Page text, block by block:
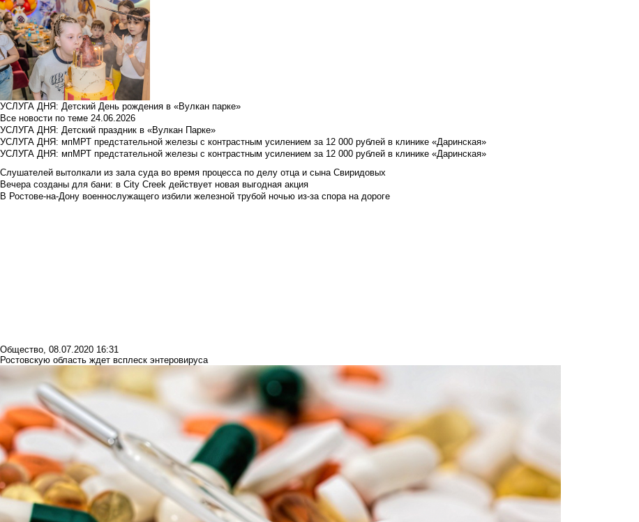
УСЛУГА ДНЯ: Детский День рождения в «Вулкан парке»
Все новости по теме 24.06.2026
УСЛУГА ДНЯ: Детский праздник в «Вулкан Парке»
УСЛУГА ДНЯ: мпМРТ предстательной железы с контрастным усилением за 12 000 рублей в клинике «Даринская»
УСЛУГА ДНЯ: мпМРТ предстательной железы с контрастным усилением за 12 000 рублей в клинике «Даринская»
Слушателей вытолкали из зала суда во время процесса по делу отца и сына Свиридовых
Вечера созданы для бани: в City Creek действует новая выгодная акция
В Ростове-на-Дону военнослужащего избили железной трубой ночью из-за спора на дороге
Общество, 08.07.2020 16:31
Ростовскую область ждет всплеск энтеровируса